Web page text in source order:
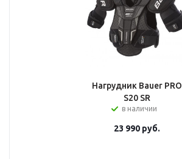
Нагрудник Bauer PRO
S20 SR
в наличии
23 990руб.